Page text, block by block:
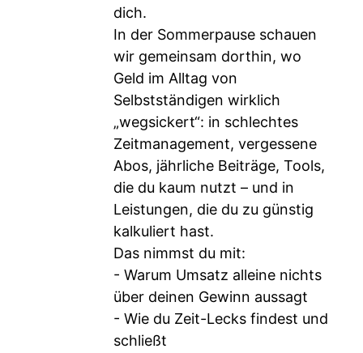
dich.
In der Sommerpause schauen
wir gemeinsam dorthin, wo
Geld im Alltag von
Selbstständigen wirklich
„wegsickert“: in schlechtes
Zeitmanagement, vergessene
Abos, jährliche Beiträge, Tools,
die du kaum nutzt – und in
Leistungen, die du zu günstig
kalkuliert hast.
Das nimmst du mit:
- Warum Umsatz alleine nichts
über deinen Gewinn aussagt
- Wie du Zeit-Lecks findest und
schließt